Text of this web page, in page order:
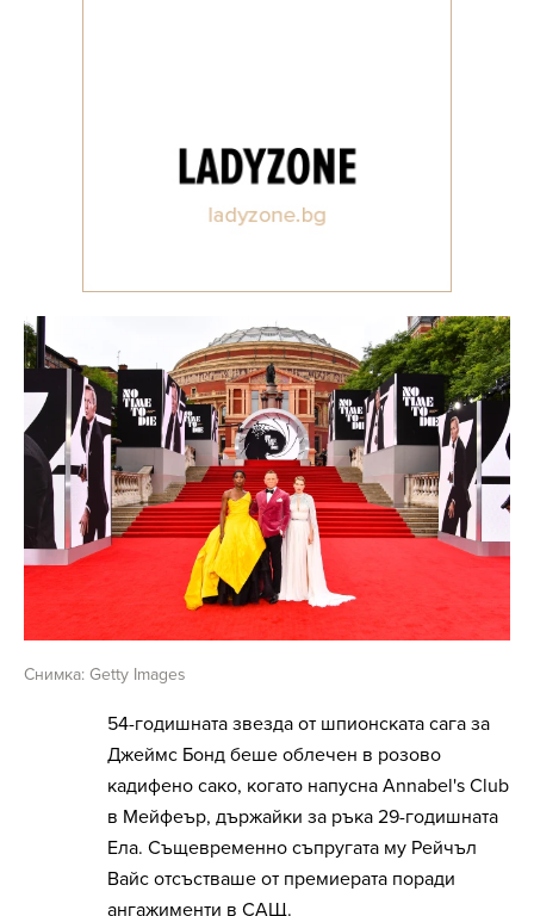
Снимка: Getty Images
54-годишната звезда от шпионската сага за
Джеймс Бонд беше облечен в розово
кадифено сако, когато напусна Annabel's Club
в Мейфеър, държайки за ръка 29-годишната
Ела. Същевременно съпругата му Рейчъл
Вайс отсъстваше от премиерата поради
ангажименти в САЩ.